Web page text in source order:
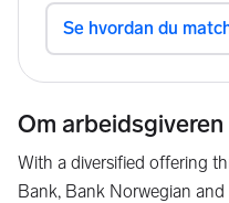
Om arbeidsgiveren
With a diversified offering
Bank, Bank Norwegian